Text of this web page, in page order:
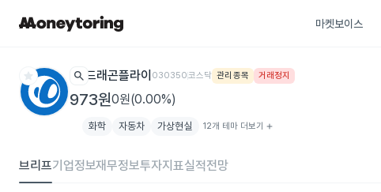
마켓보이스
star search 드래곤플라이 030350코스닥 관리종목 거래정지
973원0원(0.00%)
화학 자동차 가상현실 12개 테마 더보기 add
브리프기업정보재무정보투자지표실적전망